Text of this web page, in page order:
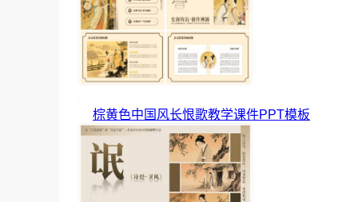
棕黄色中国风长恨歌教学课件PPT模板